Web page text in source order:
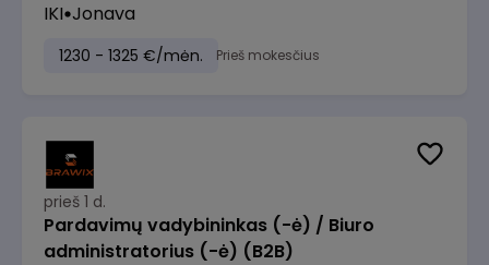
IKI Jonava
1230 - 1325 €/mėn. Prieš mokesčius
prieš 1 d.
Pardavimų vadybininkas (-ė) / Biuro
administratorius (-ė) (B2B)